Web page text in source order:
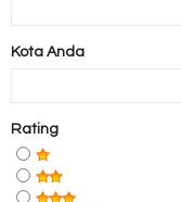
Kota Anda
Rating